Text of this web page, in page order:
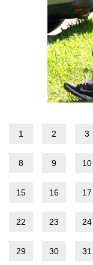
1 2 3
8 9 10
15 16 17
22 23 24
29 30 31